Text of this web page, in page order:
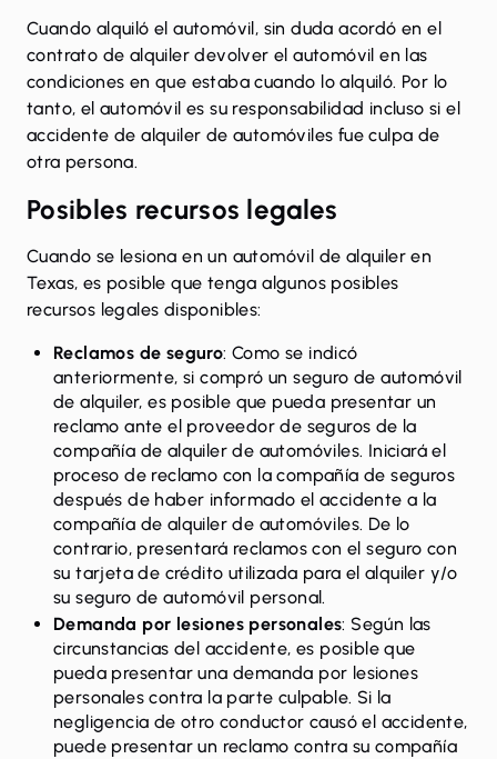
Cuando alquiló el automóvil, sin duda acordó en el
contrato de alquiler devolver el automóvil en las
condiciones en que estaba cuando lo alquiló. Por lo
tanto, el automóvil es su responsabilidad incluso si el
accidente de alquiler de automóviles fue culpa de
otra persona.
Posibles recursos legales
Cuando se lesiona en un automóvil de alquiler en
Texas, es posible que tenga algunos posibles
recursos legales disponibles:
Reclamos de seguro: Como se indicó
anteriormente, si compró un seguro de automóvil
de alquiler, es posible que pueda presentar un
reclamo ante el proveedor de seguros de la
compañía de alquiler de automóviles. Iniciará el
proceso de reclamo con la compañía de seguros
después de haber informado el accidente a la
compañía de alquiler de automóviles. De lo
contrario, presentará reclamos con el seguro con
su tarjeta de crédito utilizada para el alquiler y/o
su seguro de automóvil personal.
Demanda por lesiones personales: Según las
circunstancias del accidente, es posible que
pueda presentar una demanda por lesiones
personales contra la parte culpable. Si la
negligencia de otro conductor causó el accidente,
puede presentar un reclamo contra su compañía